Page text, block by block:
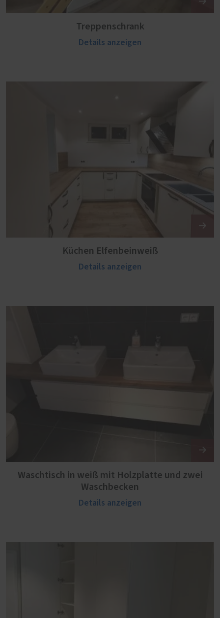
Treppenschrank
Details anzeigen
Küchen Elfenbeinweiß
Details anzeigen
Waschtisch in weiß mit Holzplatte und zwei
Waschbecken
Details anzeigen